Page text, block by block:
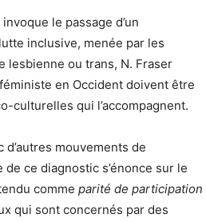
le passage d’un
inclusive, menée par les
lesbienne ou trans, N. Fraser
en Occident doivent être
culturelles qui l’accompagnent.
mouvements de
ce diagnostic s’énonce sur le
comme parité de participation
qui sont concernés par des